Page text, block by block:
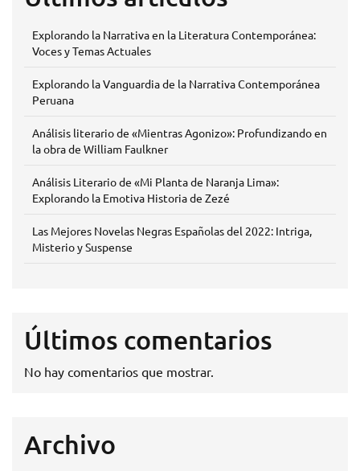
Explorando la Narrativa en la Literatura Contemporánea:
Voces y Temas Actuales
Explorando la Vanguardia de la Narrativa Contemporánea
Peruana
Análisis literario de «Mientras Agonizo»: Profundizando en
la obra de William Faulkner
Análisis Literario de «Mi Planta de Naranja Lima»:
Explorando la Emotiva Historia de Zezé
Las Mejores Novelas Negras Españolas del 2022: Intriga,
Misterio y Suspense
Últimos comentarios
No hay comentarios que mostrar.
Archivo